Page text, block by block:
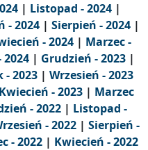
| Listopad - 2024 |
- 2024 | Sierpień - 2024 |
- 2024 | Marzec -
2024 | Grudzień - 2023 |
- 2023 | Wrzesień - 2023
Kwiecień - 2023 | Marzec
- 2022 | Listopad -
- 2022 | Sierpień -
- 2022 | Kwiecień - 2022